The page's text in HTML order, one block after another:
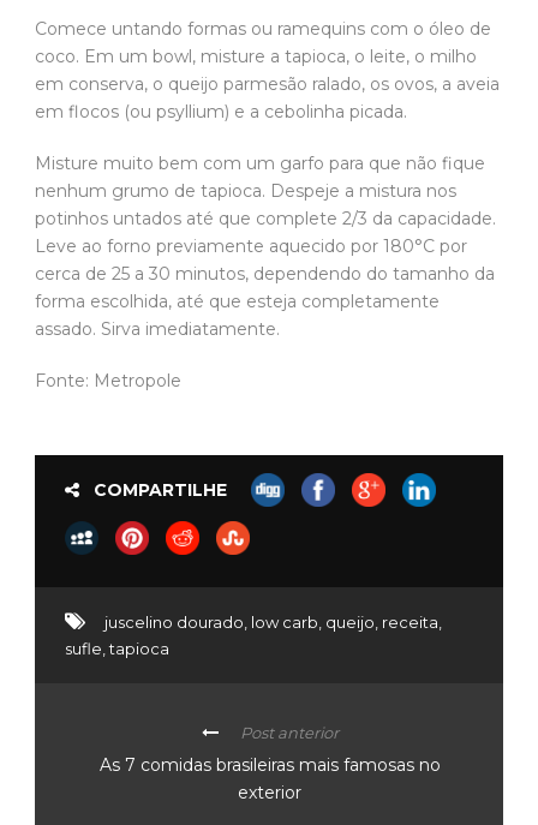
Comece untando formas ou ramequins com o óleo de
coco. Em um bowl, misture a tapioca, o leite, o milho
em conserva, o queijo parmesão ralado, os ovos, a aveia
em flocos (ou psyllium) e a cebolinha picada.
Misture muito bem com um garfo para que não fique
nenhum grumo de tapioca. Despeje a mistura nos
potinhos untados até que complete 2/3 da capacidade.
Leve ao forno previamente aquecido por 180°C por
cerca de 25 a 30 minutos, dependendo do tamanho da
forma escolhida, até que esteja completamente
assado. Sirva imediatamente.
Fonte: Metropole
COMPARTILHE
juscelino dourado, low carb, queijo, receita,
sufle,tapioca
Post anterior
As 7 comidas brasileiras mais famosas no
exterior